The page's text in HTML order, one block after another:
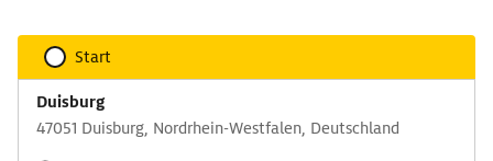
Start
Duisburg
47051 Duisburg, Nordrhein-Westfalen, Deutschland